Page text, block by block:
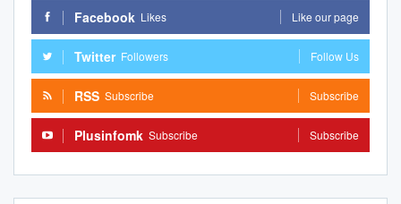
Facebook Likes Like our page
Twitter Followers Follow Us
RSS Subscribe Subscribe
Plusinfomk Subscribe Subscribe